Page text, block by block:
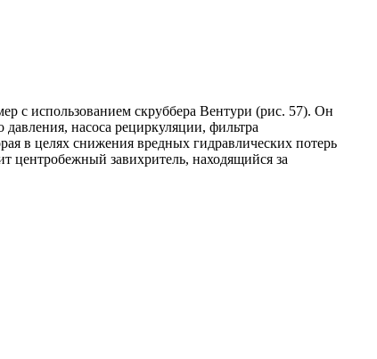
с использованием скруббера Вентури (рис. 57). Он
насоса рециркуляции, фильтра
в целях снижения вредных гидравлических потерь
центробежный завихритель, находящийся за